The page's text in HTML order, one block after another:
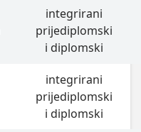
integrirani
prijediplomski
i diplomski
integrirani
prijediplomski
i diplomski